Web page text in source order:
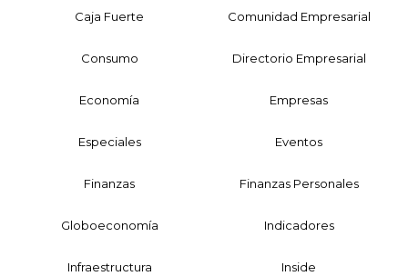
Caja Fuerte Comunidad Empresarial
Consumo Directorio Empresarial
Economía Empresas
Especiales Eventos
Finanzas Finanzas Personales
Globoeconomía Indicadores
Infraestructura Inside